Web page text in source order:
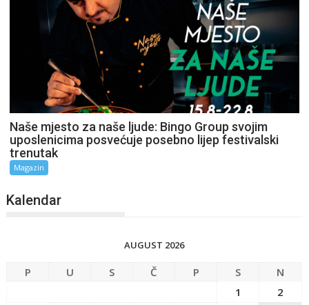
Naše mjesto za naše ljude: Bingo Group svojim
uposlenicima posvećuje posebno lijep festivalski
trenutak
Magazin
Kalendar
AUGUST 2026
P U S Č P S
N
1
2